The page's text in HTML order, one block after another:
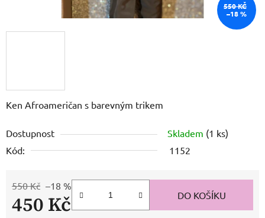
Ken Afroameričan s barevným trikem
Dostupnost Skladem (1 ks)
Kód:
1152
550 Kč –18 %
450 Kč DO KOŠÍKU
550 KČ
–18 %